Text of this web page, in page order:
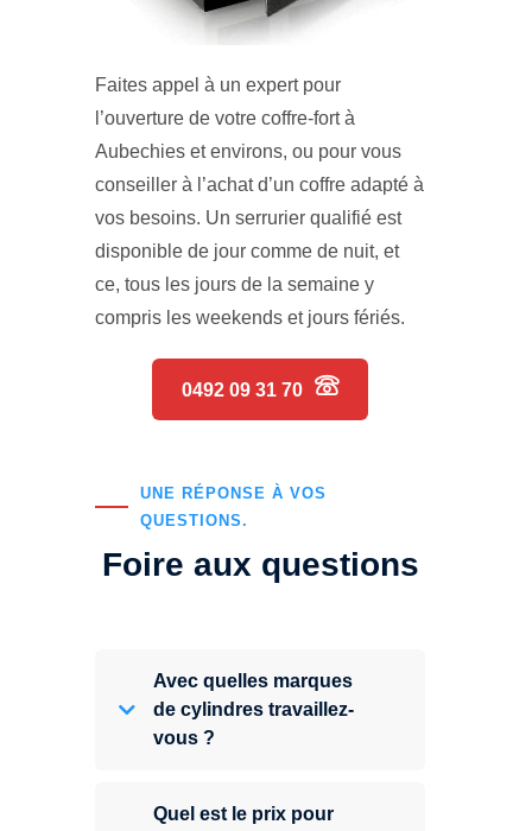
Faites appel à un expert pour
l’ouverture de votre coffre-fort à
Aubechies et environs, ou pour vous
conseiller à l’achat d’un coffre adapté à
vos besoins. Un serrurier qualifié est
disponible de jour comme de nuit, et
ce, tous les jours de la semaine y
compris les weekends et jours fériés.
0492 09 31 70
UNE RÉPONSE À VOS
QUESTIONS.
Foire aux questions
Avec quelles marques
de cylindres travaillez-
vous ?
Quel est le prix pour